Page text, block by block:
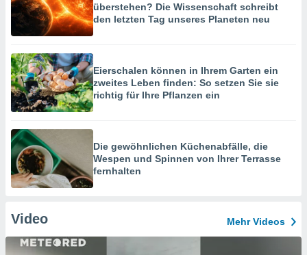
überstehen? Die Wissenschaft schreibt
den letzten Tag unseres Planeten neu
Eierschalen können in Ihrem Garten ein
zweites Leben finden: So setzen Sie sie
richtig für Ihre Pflanzen ein
Die gewöhnlichen Küchenabfälle, die
Wespen und Spinnen von Ihrer Terrasse
fernhalten
Video Mehr Videos